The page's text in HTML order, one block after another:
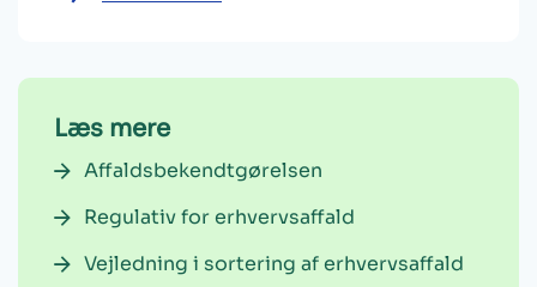
Læs mere
Affaldsbekendtgørelsen
Regulativ for erhvervsaffald
Vejledning i sortering af erhvervsaffald